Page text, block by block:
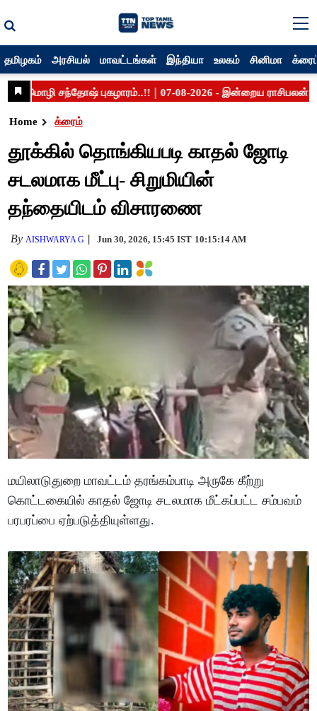
தமிழகம் அரசியல் மாவட்டங்கள் இந்தியா உலகம் சினிமா
Home க்ரைம்
தூக்கில் தொங்கியபடி காதல் ஜோடி
சடலமாக மீட்பு- சிறுமியின்
தந்தையிடம் விசாரணை
By AISHWARYA G Jun 30, 2026, 15:45 IST 10:15:14 AM
மயிலாடுதுறை மாவட்டம் தரங்கம்பாடி அருகே கீற்று
கொட்டகையில் காதல் ஜோடி சடலமாக மீட்கப்பட்ட சம்பவம்
பரபரப்பை ஏற்படுத்தியுள்ளது.